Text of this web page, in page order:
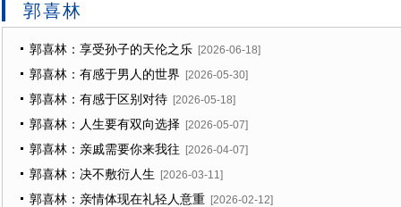
郭喜林
郭喜林：享受孙子的天伦之乐 [2026-06-18]
郭喜林：有感于男人的世界 [2026-05-30]
郭喜林：有感于区别对待 [2026-05-18]
郭喜林：人生要有双向选择 [2026-05-07]
郭喜林：亲戚需要你来我往 [2026-04-07]
郭喜林：决不敷衍人生 [2026-03-11]
郭喜林：亲情体现在礼轻人意重 [2026-02-12]